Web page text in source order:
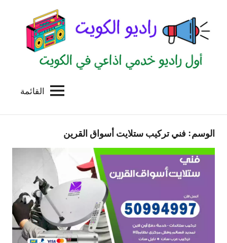
المحتوى
الكويت
للاعلانات
بالكويت
القائمة
الوسم: فني تركيب ستلايت أسواق القرين